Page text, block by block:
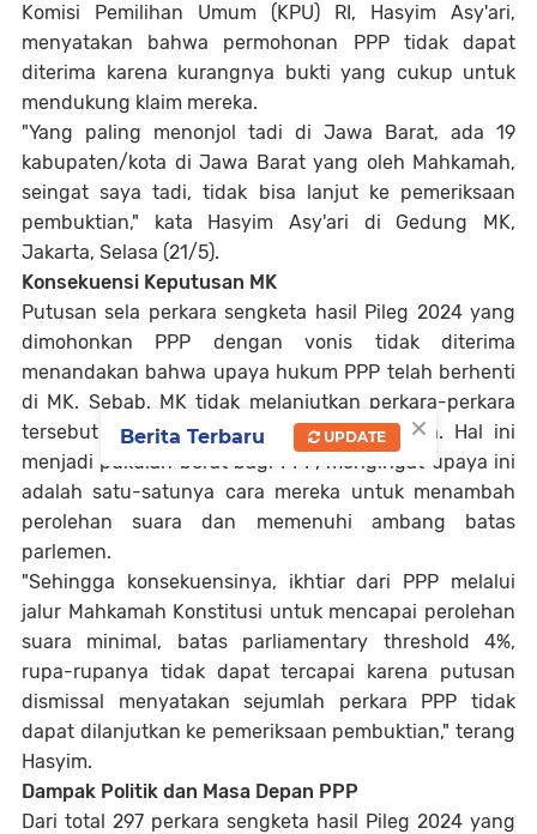
Komisi Pemilihan Umum (KPU) RI, Hasyim Asy'ari,
menyatakan bahwa permohonan PPP tidak dapat
diterima karena kurangnya bukti yang cukup untuk
mendukung klaim mereka.
"Yang paling menonjol tadi di Jawa Barat, ada 19
kabupaten/kota di Jawa Barat yang oleh Mahkamah,
seingat saya tadi, tidak bisa lanjut ke pemeriksaan
pembuktian," kata Hasyim Asy'ari di Gedung MK,
Jakarta, Selasa (21/5).
Konsekuensi Keputusan MK
Putusan sela perkara sengketa hasil Pileg 2024 yang
dimohonkan PPP dengan vonis tidak diterima
menandakan bahwa upaya hukum PPP telah berhenti
di MK. Sebab, MK tidak melanjutkan perkara-perkara
tersebut ke tahap pemeriksaan pembuktian. Hal ini
menjadi pukulan berat bagi PPP, mengingat upaya ini
adalah satu-satunya cara mereka untuk menambah
perolehan suara dan memenuhi ambang batas
parlemen.
"Sehingga konsekuensinya, ikhtiar dari PPP melalui
jalur Mahkamah Konstitusi untuk mencapai perolehan
suara minimal, batas parliamentary threshold 4%,
rupa-rupanya tidak dapat tercapai karena putusan
dismissal menyatakan sejumlah perkara PPP tidak
dapat dilanjutkan ke pemeriksaan pembuktian," terang
Hasyim.
Dampak Politik dan Masa Depan PPP
Dari total 297 perkara sengketa hasil Pileg 2024 yang
×
Berita Terbaru UPDATE